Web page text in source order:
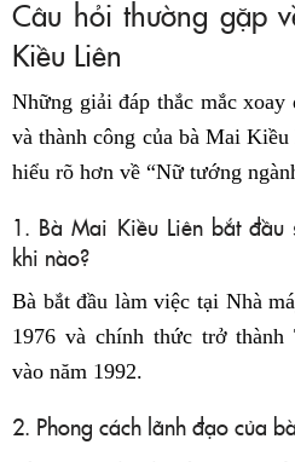
Câu hỏi thường gặp
Kiều Liên
Những giải đáp thắc mắc
và thành công của bà Mai
hiểu rõ hơn về “Nữ tướng
1. Bà Mai Kiều Liên bắt
khi nào?
Bà bắt đầu làm việc tại Nhà
1976 và chính thức trở
vào năm 1992.
2. Phong cách lãnh đạo của